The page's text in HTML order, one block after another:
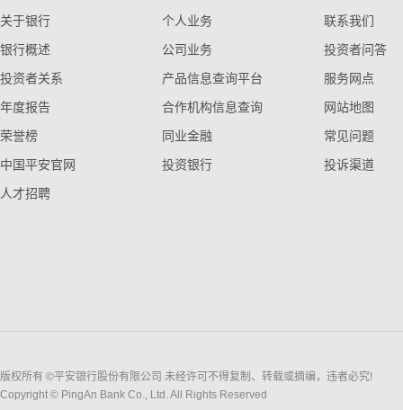
关于银行
银行概述
投资者关系
年度报告
荣誉榜
中国平安官网
人才招聘
个人业务
公司业务
产品信息查询平台
合作机构信息查询
同业金融
投资银行
联系我们
投资者问答
服务网点
网站地图
常见问题
投诉渠道
版权所有 ©平安银行股份有限公司 未经许可不得复制、转载或摘编，违者必究!
Copyright © PingAn Bank Co., Ltd. All Rights Reserved